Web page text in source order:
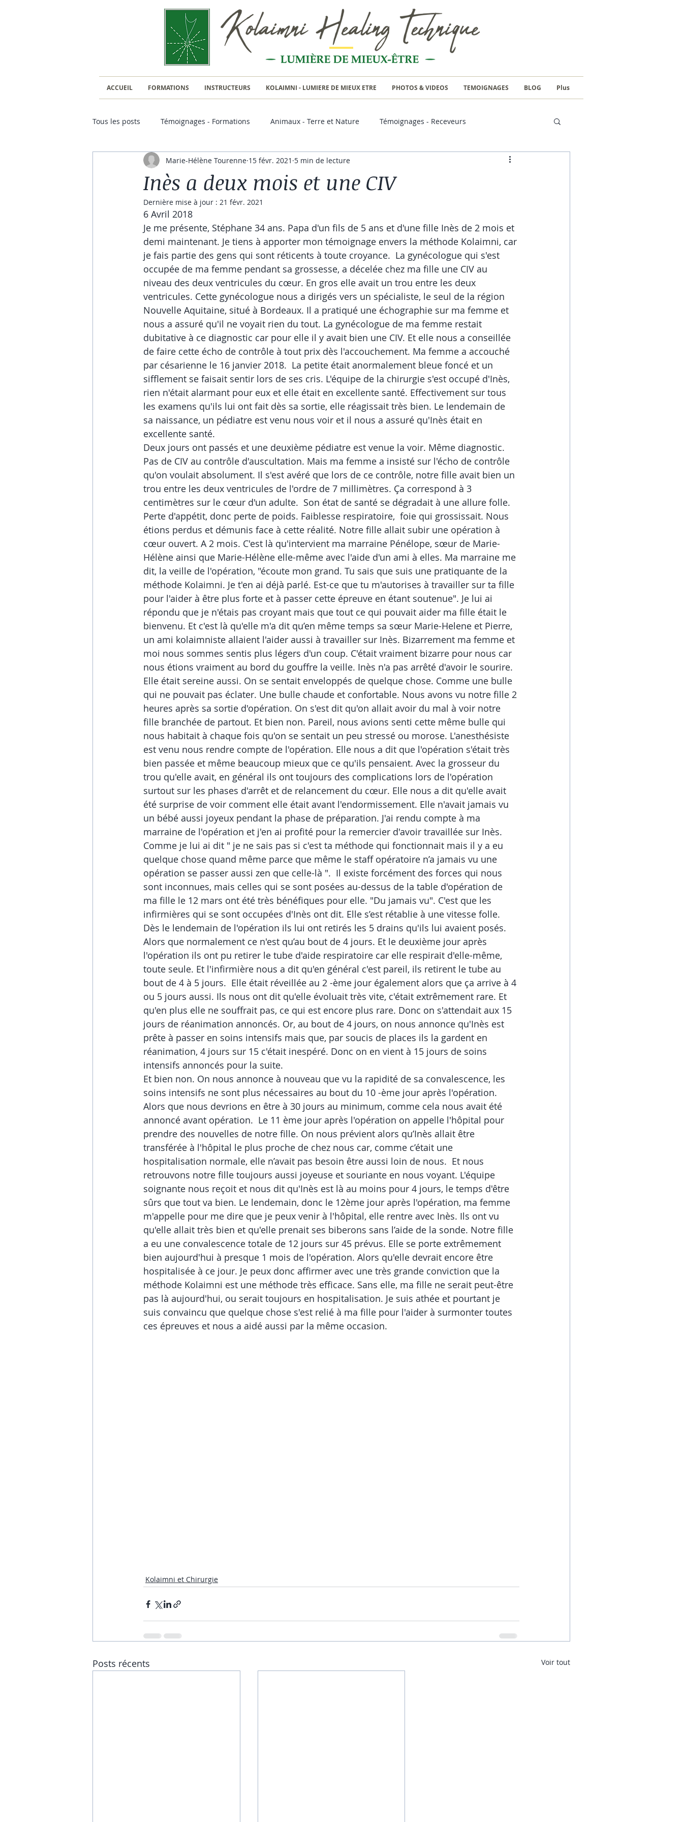
ACCUEIL FORMATIONS INSTRUCTEURS KOLAIMNI - LUMIERE DE MIEUX ETRE PHOTOS & VIDEOS TEMOIGNAGES BLOG Plus
Tous les posts Témoignages - Formations Animaux - Terre et Nature Témoignages - Receveurs
Kolaimni et Chirurgie
Inès a deux mois et une CIV
Marie-Hélène Tourenne 15 févr. 2021 5 min de lecture
Dernière mise à jour : 21 févr. 2021
6 Avril 2018
Je me présente, Stéphane 34 ans. Papa d'un fils de 5 ans et d'une fille Inès de 2 mois et
demi maintenant. Je tiens à apporter mon témoignage envers la méthode Kolaimni, car
je fais partie des gens qui sont réticents à toute croyance.  La gynécologue qui s'est
occupée de ma femme pendant sa grossesse, a décelée chez ma fille une CIV au
niveau des deux ventricules du cœur. En gros elle avait un trou entre les deux
ventricules. Cette gynécologue nous a dirigés vers un spécialiste, le seul de la région
Nouvelle Aquitaine, situé à Bordeaux. Il a pratiqué une échographie sur ma femme et
nous a assuré qu'il ne voyait rien du tout. La gynécologue de ma femme restait
dubitative à ce diagnostic car pour elle il y avait bien une CIV. Et elle nous a conseillée
de faire cette écho de contrôle à tout prix dès l'accouchement. Ma femme a accouché
par césarienne le 16 janvier 2018.  La petite était anormalement bleue foncé et un
sifflement se faisait sentir lors de ses cris. L'équipe de la chirurgie s'est occupé d'Inès,
rien n'était alarmant pour eux et elle était en excellente santé. Effectivement sur tous
les examens qu'ils lui ont fait dès sa sortie, elle réagissait très bien. Le lendemain de
sa naissance, un pédiatre est venu nous voir et il nous a assuré qu'Inès était en
excellente santé.
Deux jours ont passés et une deuxième pédiatre est venue la voir. Même diagnostic.
Pas de CIV au contrôle d'auscultation. Mais ma femme a insisté sur l'écho de contrôle
qu'on voulait absolument. Il s'est avéré que lors de ce contrôle, notre fille avait bien un
trou entre les deux ventricules de l'ordre de 7 millimètres. Ça correspond à 3
centimètres sur le cœur d'un adulte.  Son état de santé se dégradait à une allure folle.
Perte d'appétit, donc perte de poids. Faiblesse respiratoire,  foie qui grossissait. Nous
étions perdus et démunis face à cette réalité. Notre fille allait subir une opération à
cœur ouvert. A 2 mois. C'est là qu'intervient ma marraine Pénélope, sœur de Marie-
Hélène ainsi que Marie-Hélène elle-même avec l'aide d'un ami à elles. Ma marraine me
dit, la veille de l'opération, "écoute mon grand. Tu sais que suis une pratiquante de la
méthode Kolaimni. Je t'en ai déjà parlé. Est-ce que tu m'autorises à travailler sur ta fille
pour l'aider à être plus forte et à passer cette épreuve en étant soutenue". Je lui ai
répondu que je n'étais pas croyant mais que tout ce qui pouvait aider ma fille était le
bienvenu. Et c'est là qu'elle m'a dit qu’en même temps sa sœur Marie-Helene et Pierre,
un ami kolaimniste allaient l'aider aussi à travailler sur Inès. Bizarrement ma femme et
moi nous sommes sentis plus légers d'un coup. C'était vraiment bizarre pour nous car
nous étions vraiment au bord du gouffre la veille. Inès n'a pas arrêté d'avoir le sourire.
Elle était sereine aussi. On se sentait enveloppés de quelque chose. Comme une bulle
qui ne pouvait pas éclater. Une bulle chaude et confortable. Nous avons vu notre fille 2
heures après sa sortie d'opération. On s'est dit qu'on allait avoir du mal à voir notre
fille branchée de partout. Et bien non. Pareil, nous avions senti cette même bulle qui
nous habitait à chaque fois qu'on se sentait un peu stressé ou morose. L'anesthésiste
est venu nous rendre compte de l'opération. Elle nous a dit que l'opération s'était très
bien passée et même beaucoup mieux que ce qu'ils pensaient. Avec la grosseur du
trou qu'elle avait, en général ils ont toujours des complications lors de l'opération
surtout sur les phases d'arrêt et de relancement du cœur. Elle nous a dit qu'elle avait
été surprise de voir comment elle était avant l'endormissement. Elle n'avait jamais vu
un bébé aussi joyeux pendant la phase de préparation. J'ai rendu compte à ma
marraine de l'opération et j'en ai profité pour la remercier d'avoir travaillée sur Inès.
Comme je lui ai dit " je ne sais pas si c'est ta méthode qui fonctionnait mais il y a eu
quelque chose quand même parce que même le staff opératoire n’a jamais vu une
opération se passer aussi zen que celle-là ".  Il existe forcément des forces qui nous
sont inconnues, mais celles qui se sont posées au-dessus de la table d'opération de
ma fille le 12 mars ont été très bénéfiques pour elle. "Du jamais vu". C'est que les
infirmières qui se sont occupées d'Inès ont dit. Elle s’est rétablie à une vitesse folle.
Dès le lendemain de l'opération ils lui ont retirés les 5 drains qu'ils lui avaient posés.
Alors que normalement ce n'est qu’au bout de 4 jours. Et le deuxième jour après
l'opération ils ont pu retirer le tube d'aide respiratoire car elle respirait d'elle-même,
toute seule. Et l'infirmière nous a dit qu'en général c'est pareil, ils retirent le tube au
bout de 4 à 5 jours.  Elle était réveillée au 2 -ème jour également alors que ça arrive à 4
ou 5 jours aussi. Ils nous ont dit qu'elle évoluait très vite, c'était extrêmement rare. Et
qu'en plus elle ne souffrait pas, ce qui est encore plus rare. Donc on s'attendait aux 15
jours de réanimation annoncés. Or, au bout de 4 jours, on nous annonce qu'Inès est
prête à passer en soins intensifs mais que, par soucis de places ils la gardent en
réanimation, 4 jours sur 15 c'était inespéré. Donc on en vient à 15 jours de soins
intensifs annoncés pour la suite.
Et bien non. On nous annonce à nouveau que vu la rapidité de sa convalescence, les
soins intensifs ne sont plus nécessaires au bout du 10 -ème jour après l'opération.
Alors que nous devrions en être à 30 jours au minimum, comme cela nous avait été
annoncé avant opération.  Le 11 ème jour après l'opération on appelle l'hôpital pour
prendre des nouvelles de notre fille. On nous prévient alors qu’Inès allait être
transférée à l'hôpital le plus proche de chez nous car, comme c’était une
hospitalisation normale, elle n’avait pas besoin être aussi loin de nous.  Et nous
retrouvons notre fille toujours aussi joyeuse et souriante en nous voyant. L'équipe
soignante nous reçoit et nous dit qu'Inès est là au moins pour 4 jours, le temps d'être
sûrs que tout va bien. Le lendemain, donc le 12ème jour après l'opération, ma femme
m'appelle pour me dire que je peux venir à l'hôpital, elle rentre avec Inès. Ils ont vu
qu'elle allait très bien et qu'elle prenait ses biberons sans l’aide de la sonde. Notre fille
a eu une convalescence totale de 12 jours sur 45 prévus. Elle se porte extrêmement
bien aujourd'hui à presque 1 mois de l'opération. Alors qu'elle devrait encore être
hospitalisée à ce jour. Je peux donc affirmer avec une très grande conviction que la
méthode Kolaimni est une méthode très efficace. Sans elle, ma fille ne serait peut-être
pas là aujourd'hui, ou serait toujours en hospitalisation. Je suis athée et pourtant je
suis convaincu que quelque chose s'est relié à ma fille pour l'aider à surmonter toutes
ces épreuves et nous a aidé aussi par la même occasion.
Kolaimni et Chirurgie
Posts récents Voir tout